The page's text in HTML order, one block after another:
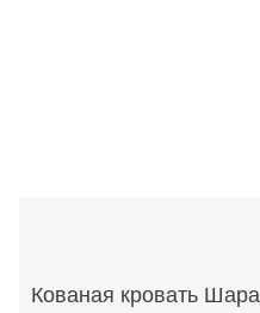
Кованая кровать Шара